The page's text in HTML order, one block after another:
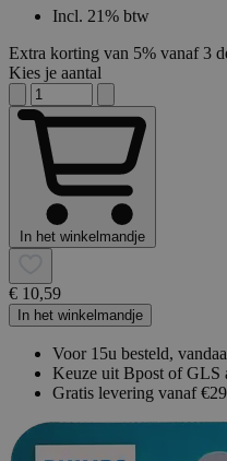
Incl. 21% btw
Extra korting van 5% vanaf 3
Kies je aantal
In het winkelmandje
€ 10,59
In het winkelmandje
Voor 15u besteld,
Keuze uit Bpost of GLS
Gratis levering vanaf